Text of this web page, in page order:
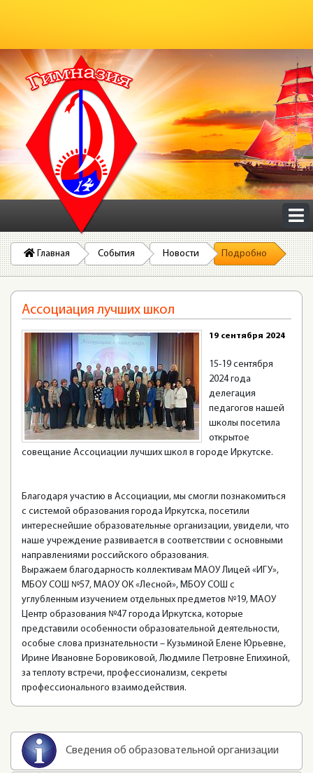
Главная События Новости Подробно
Ассоциация лучших школ
19 сентября 2024
15-19 сентября
2024 года
делегация
педагогов нашей
школы посетила
открытое
совещание Ассоциации лучших школ в городе Иркутске.
Благодаря участию в Ассоциации, мы смогли познакомиться
с системой образования города Иркутска, посетили
интереснейшие образовательные организации, увидели, что
наше учреждение развивается в соответствии с основными
направлениями российского образования.
Выражаем благодарность коллективам МАОУ Лицей «ИГУ»,
МБОУ СОШ №57, МАОУ ОК «Лесной», МБОУ СОШ с
углубленным изучением отдельных предметов №19, МАОУ
Центр образования №47 города Иркутска, которые
представили особенности образовательной деятельности,
особые слова признательности – Кузьминой Елене Юрьевне,
Ирине Ивановне Боровиковой, Людмиле Петровне Епихиной,
за теплоту встречи, профессионализм, секреты
профессионального взаимодействия.
Сведения об образовательной организации